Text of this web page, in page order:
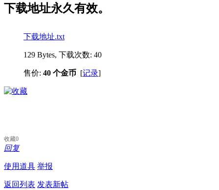
下载地址永久有效。
下载地址.txt
129 Bytes, 下载次数: 40
售价: 40 个金币 [记录]
收藏0
回复
使用道具 举报
返回列表 发表新帖